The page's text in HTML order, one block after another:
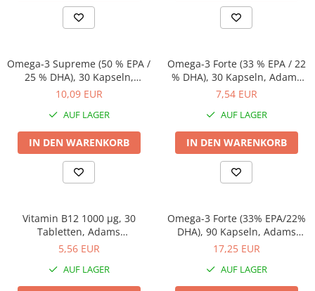
Zubehör
Sporttaschen
Proteinriegel
Andere Riegel
Haare, Haut und Nägel
Hepatobiliär
Hormonstörungen
Immunität
Knochensystem
Kreislaufsystem
Leberschutz
Leichte Verdauung
Muskelkrämpfe
Muskelsystem
Nervensystem
Omega-3 Supreme (50 % EPA /
25 % DHA), 30 Kapseln,
Adams Supplements
10,09 EUR
AUF LAGER
IN DEN WARENKORB
Omega-3 Forte (33 % EPA / 22
% DHA), 30 Kapseln, Adams
Supplements
7,54 EUR
AUF LAGER
IN DEN WARENKORB
Vitamin B12 1000 µg, 30
Tabletten, Adams
Supplements
5,56 EUR
AUF LAGER
Omega-3 Forte (33% EPA/22%
DHA), 90 Kapseln, Adams
Supplements
17,25 EUR
AUF LAGER